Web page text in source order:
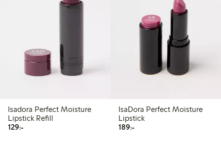
Isadora Perfect Moisture
Lipstick Refill
129:-129,00 kr
IsaDora Perfect Moisture
Lipstick
189:-189,00 kr